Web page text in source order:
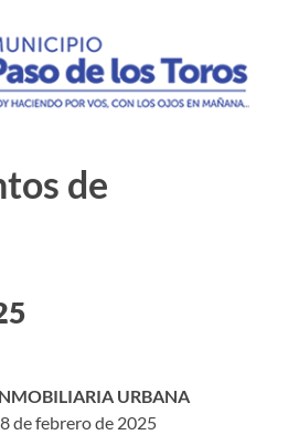
de
URBANA
de febrero de 2025